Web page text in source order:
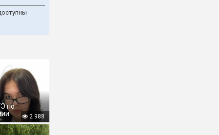
по
2 988